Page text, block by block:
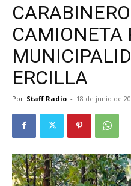
CAMIONETA
ERCILLA
Por Staff Radio - 18 de junio de